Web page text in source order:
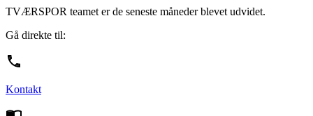
TVÆRSPOR teamet er de seneste måneder blevet udvidet.
Gå direkte til:
Kontakt